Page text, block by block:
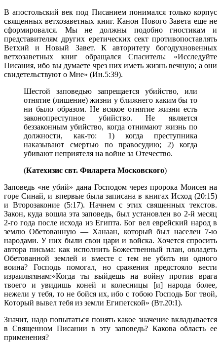
В апостольский век под Писанием понимался только корпус
священных ветхозаветных книг. Канон Нового Завета еще не
сформировался. Мы не должны подобно гностикам и
представителям других еретических сект противопоставлять
Ветхий и Новый Завет. К авторитету богодухновенных
ветхозаветных книг обращался Спаситель: «Исследуйте
Писания, ибо вы думаете чрез них иметь жизнь вечную; а они
свидетельствуют о Мне» (Ин.5:39).
Шестой заповедью запрещается убийство, или
отнятие (лишение) жизни у ближнего каким бы то
ни было образом. Не всякое отнятие жизни есть
законопреступное убийство. Не является
беззаконным убийство, когда отнимают жизнь по
должности, как-то: 1) когда преступника
наказывают смертью по правосудию; 2) когда
убивают неприятеля на войне за Отечество.
(Катехизис свт. Филарета Московского)
Заповедь «не убий» дана Господом через пророка Моисея на
горе Синай, и впервые была записана в книгах Исход (20:15)
и Второзаконие (5:17). Начнем с этих священных текстов.
Закон, куда вошла эта заповедь, был установлен во 2-й месяц
2-го года после исхода из Египта. Бог вел еврейский народ в
землю Обетованную — Ханаан, который был населен 7-ю
народами. У них были свои цари и войска. Хочется спросить
автора письма: как исполнить Божественный план, овладеть
Обетованной землей и вместе с тем не убить ни одного
воина? Господь помогал, но сражения предстояло вести
израильтянам:«Когда ты выйдешь на войну против врага
твоего и увидишь коней и колесницы [и] народа более,
нежели у тебя, то не бойся их, ибо с тобою Господь Бог твой,
Который вывел тебя из земли Египетской» (Вт.20:1).
Значит, надо попытаться понять какое значение вкладывается
в Священном Писании в эту заповедь? Какова область ее
применения?